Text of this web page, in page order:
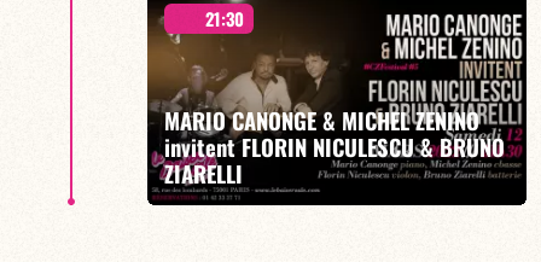
"SOL EN SCÈNE"
21:30
MARIO CANONGE & MICHEL ZENINO
invitent FLORIN NICULESCU & BRUNO
ZIARELLI